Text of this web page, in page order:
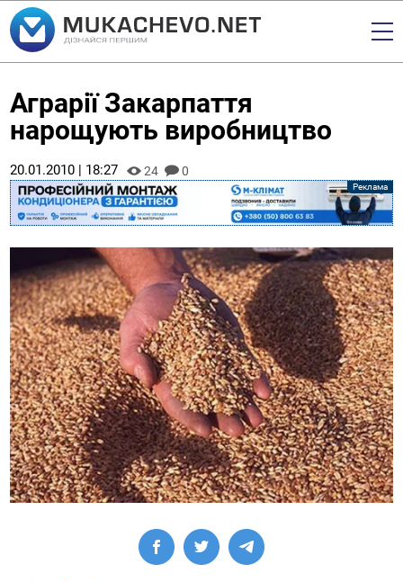
Аграрії Закарпаття
нарощують виробництво
20.01.2010 | 18:27 24 0